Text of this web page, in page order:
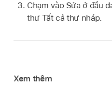
Chạm vào Sửa ở đầu
thư Tất cả thư nháp.
Xem thêm